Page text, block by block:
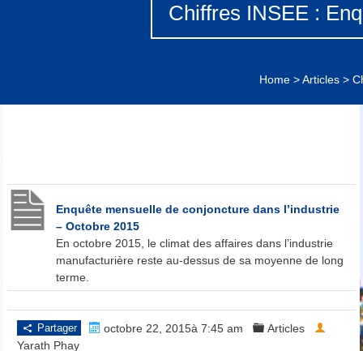
Chiffres INSEE :
Home>Articles>
Enquête mensuelle de conjoncture dans l’industrie
– Octobre 2015
En octobre 2015, le climat des affaires dans l’industrie
manufacturière reste au-dessus de sa moyenne de long
terme.
Partager octobre 22, 2015à 7:45 am
Articles
Yarath Phay